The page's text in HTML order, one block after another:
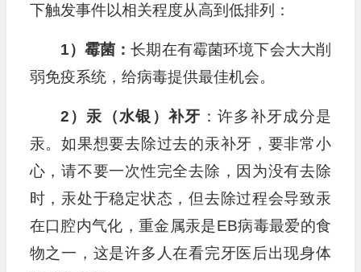
下触发事件以相关程度从高到低排列：
1）霉菌：长期在有霉菌环境下会大大削
弱免疫系统，给病毒提供最佳机会。
2）汞（水银）补牙 ：许多补牙成分是
汞。如果想要去除过去的汞补牙，要非常小
心，请不要一次性完全去除，因为没有去除
时，汞处于稳定状态，但去除过程会导致汞
在口腔内气化，重金属汞是EB病毒最爱的食
物之一，这是许多人在看完牙医后出现身体